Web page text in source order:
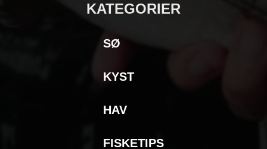
KATEGORIER
SØ
KYST
HAV
FISKETIPS